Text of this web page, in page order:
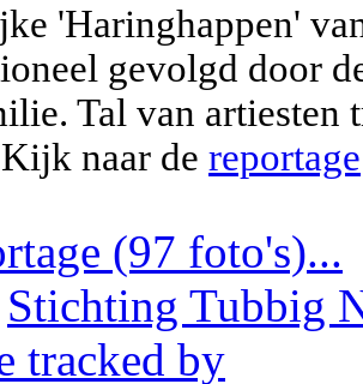
'Haringhappen'
gevolgd door
Tal van artiesten
naar de reportage
(97 foto's)...
Stichting Tubbig